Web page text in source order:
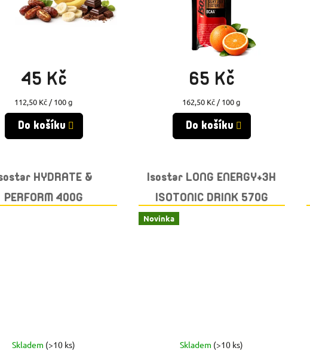
45 Kč
Měrná
cena:
112,50 Kč / 100 g
Do košíku
Skladem(>10 ks)
65 Kč
Měrná
cena:
162,50 Kč / 100 g
Do košíku
HYDRATE &
PERFORM 400G
Skladem (>10 ks)
Isostar LONG ENERGY+3H
ISOTONIC DRINK 570G
Novinka
Skladem (>10 ks)